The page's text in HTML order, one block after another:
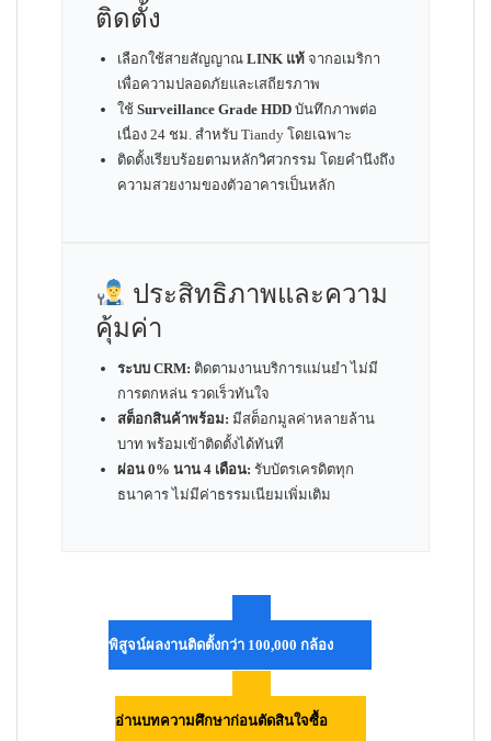
ติดตั้ง
เลือกใช้สายสัญญาณ LINK แท้ จากอเมริกา
เพื่อความปลอดภัยและเสถียรภาพ
ใช้ Surveillance Grade HDD บันทึกภาพต่อ
เนื่อง 24 ชม. สำหรับ Tiandy โดยเฉพาะ
ติดตั้งเรียบร้อยตามหลักวิศวกรรม โดยคำนึงถึง
ความสวยงามของตัวอาคารเป็นหลัก
ประสิทธิภาพและความ
คุ้มค่า
ระบบ CRM: ติดตามงานบริการแม่นยำ ไม่มี
การตกหล่น รวดเร็วทันใจ
สต็อกสินค้าพร้อม: มีสต็อกมูลค่าหลายล้าน
บาท พร้อมเข้าติดตั้งได้ทันที
ผ่อน 0% นาน 4 เดือน: รับบัตรเครดิตทุก
ธนาคาร ไม่มีค่าธรรมเนียมเพิ่มเติม
พิสูจน์ผลงานติดตั้งกว่า 100,000 กล้อง
อ่านบทความศึกษาก่อนตัดสินใจซื้อ